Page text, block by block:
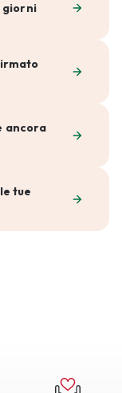
giorni
ancora
tue